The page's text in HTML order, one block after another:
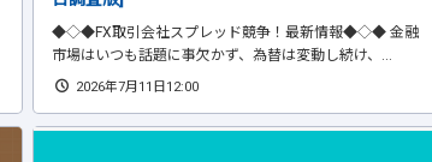
◆◇◆FX取引会社スプレッド競争！最新情報◆◇◆ 金融
市場はいつも話題に事欠かず、為替は変動し続け、...
2026年7月11日12:00